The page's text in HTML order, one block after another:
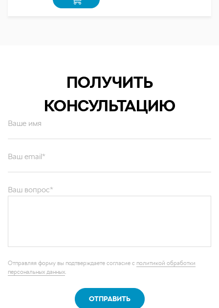
ПОЛУЧИТЬ
КОНСУЛЬТАЦИЮ
Ваше имя
персональных данных
Каталог запчастей